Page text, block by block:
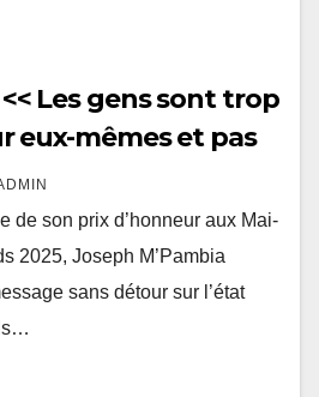
Les gens sont trop
eux-mêmes et pas
» : le cri
M’Pambia
de son prix d’honneur aux Mai-
2025, Joseph M’Pambia
sans détour sur l’état